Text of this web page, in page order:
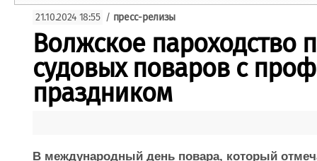
Судостроение
Пульс
Новости
Репутация
Работа
Крюинг
Торговая площадка
Доска объявлений
Продажа флота
Оборудование
Изделия
Материалы
Личности
Словарь
21.10.2024 18:55 / пресс-релизы
Волжское пароходство
судовых поваров с
праздником
В международный день повара, который